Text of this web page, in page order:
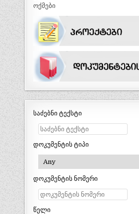
ოქმები
საძებნი ტექსტი
დოკუმენტის ტიპი
დოკუმენტის ნომერი
წელი